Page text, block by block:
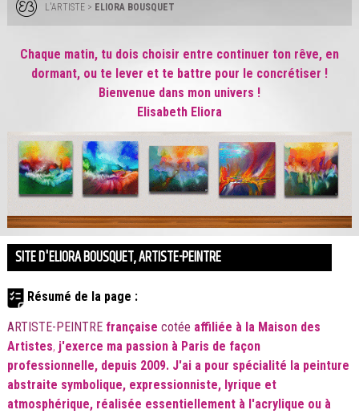
L'ARTISTE> ELIORA BOUSQUET
Chaque matin, tu dois choisir entre continuer ton rêve, en
dormant, ou te lever et te battre pour le concrétiser !
Bienvenue dans mon univers !
Elisabeth Eliora
SITE D'ELIORA BOUSQUET, ARTISTE-PEINTRE
Résumé de la page :
ARTISTE-PEINTRE française cotée affiliée à la Maison des
Artistes, j'exerce ma passion à Paris de façon
professionnelle, depuis 2009. J'ai a pour spécialité la peinture
abstraite symbolique, expressionniste, lyrique et
atmosphérique, réalisée essentiellement à l'acrylique ou à